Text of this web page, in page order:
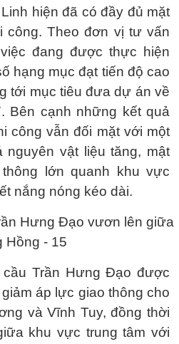
hiện đã có đầy đủ mặt
công. Theo đơn vị tư vấn
đang được thực hiện
hạng mục đạt tiến độ cao
tới mục tiêu đưa dự án về
Bên cạnh những kết quả
công vẫn đối mặt với một
vật liệu tăng, mật
lớn quanh khu vực
nắng nóng kéo dài.
Trần Hưng Đạo được
áp lực giao thông cho
và Vĩnh Tuy, đồng thời
khu vực trung tâm với